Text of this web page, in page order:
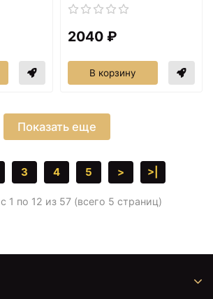
2040 ₽
В корзину
Показать еще
3 4 5 > >|
1 по 12 из 57 (всего 5 страниц)